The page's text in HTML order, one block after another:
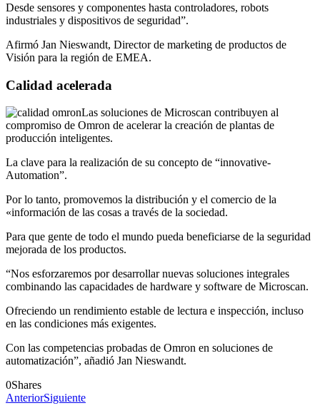
Desde sensores y componentes hasta controladores, robots
industriales y dispositivos de seguridad”.
Afirmó Jan Nieswandt, Director de marketing de productos de
Visión para la región de EMEA.
Calidad acelerada
Las soluciones de Microscan contribuyen al
compromiso de Omron de acelerar la creación de plantas de
producción inteligentes.
La clave para la realización de su concepto de “innovative-
Automation”.
Por lo tanto, promovemos la distribución y el comercio de la
«información de las cosas a través de la sociedad.
Para que gente de todo el mundo pueda beneficiarse de la seguridad
mejorada de los productos.
“Nos esforzaremos por desarrollar nuevas soluciones integrales
combinando las capacidades de hardware y software de Microscan.
Ofreciendo un rendimiento estable de lectura e inspección, incluso
en las condiciones más exigentes.
Con las competencias probadas de Omron en soluciones de
automatización”, añadió Jan Nieswandt.
0Shares
AnteriorSiguiente